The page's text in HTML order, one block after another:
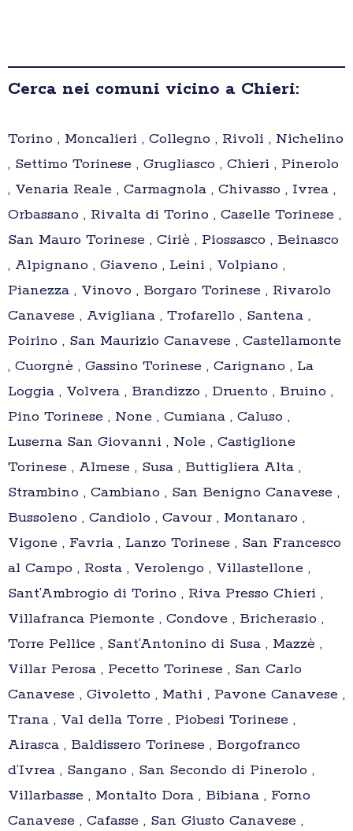
Cerca nei comuni vicino a Chieri:
Torino , Moncalieri , Collegno , Rivoli , Nichelino
, Settimo Torinese , Grugliasco , Chieri , Pinerolo
, Venaria Reale , Carmagnola , Chivasso , Ivrea ,
Orbassano , Rivalta di Torino , Caselle Torinese ,
San Mauro Torinese , Ciriè , Piossasco , Beinasco
, Alpignano , Giaveno , Leini , Volpiano ,
Pianezza , Vinovo , Borgaro Torinese , Rivarolo
Canavese , Avigliana , Trofarello , Santena ,
Poirino , San Maurizio Canavese , Castellamonte
, Cuorgnè , Gassino Torinese , Carignano , La
Loggia , Volvera , Brandizzo , Druento , Bruino ,
Pino Torinese , None , Cumiana , Caluso ,
Luserna San Giovanni , Nole , Castiglione
Torinese , Almese , Susa , Buttigliera Alta ,
Strambino , Cambiano , San Benigno Canavese ,
Bussoleno , Candiolo , Cavour , Montanaro ,
Vigone , Favria , Lanzo Torinese , San Francesco
al Campo , Rosta , Verolengo , Villastellone ,
Sant’Ambrogio di Torino , Riva Presso Chieri ,
Villafranca Piemonte , Condove , Bricherasio ,
Torre Pellice , Sant’Antonino di Susa , Mazzè ,
Villar Perosa , Pecetto Torinese , San Carlo
Canavese , Givoletto , Mathi , Pavone Canavese ,
Trana , Val della Torre , Piobesi Torinese ,
Airasca , Baldissero Torinese , Borgofranco
d’Ivrea , Sangano , San Secondo di Pinerolo ,
Villarbasse , Montalto Dora , Bibiana , Forno
Canavese , Cafasse , San Giusto Canavese ,